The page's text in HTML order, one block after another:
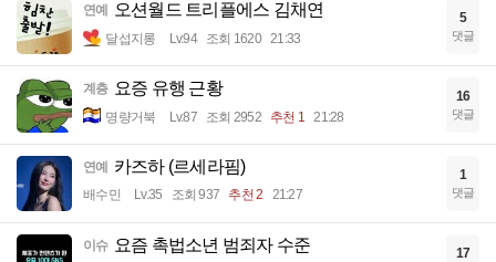
연예 오션월드 트리플에스 김채연
달섭지롱 Lv.94 조회 1620 21:33
5
댓글
계층 요증 유행 근황
명량거북 Lv.87 조회 2952 추천 1 21:28
16
댓글
연예 카즈하 (르세라핌)
배수민 Lv.35 조회 937 추천 2 21:27
1
댓글
이슈 요즘 촉법소년 범죄자 수준 17